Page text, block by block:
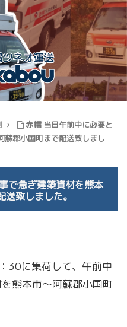
赤帽 当日午前中に必要と
蘇郡小国町まで配送致しまし
で急ぎ建築資材を熊本
致しました。
30に集荷して、午前中
熊本市〜阿蘇郡小国町